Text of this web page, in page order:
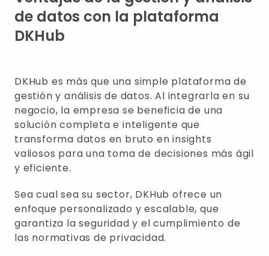
de datos con la plataforma
DKHub
DKHub es más que una simple plataforma de
gestión y análisis de datos. Al integrarla en su
negocio, la empresa se beneficia de una
solución completa e inteligente que
transforma datos en bruto en insights
valiosos para una toma de decisiones más ágil
y eficiente.
Sea cual sea su sector, DKHub ofrece un
enfoque personalizado y escalable, que
garantiza la seguridad y el cumplimiento de
las normativas de privacidad.